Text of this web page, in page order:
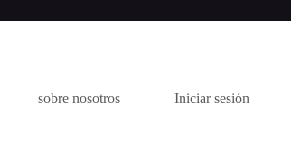
sobre nosotros Iniciar sesión